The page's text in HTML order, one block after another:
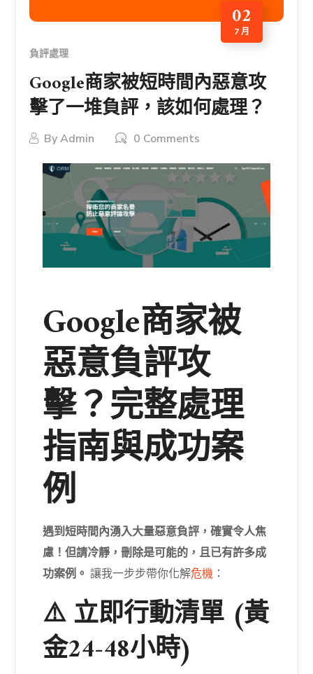
02
7 月
負評處理
Google商家被短時間內惡意攻
擊了一堆負評，該如何處理？
ByAdmin 0 Comments
Google商家被
惡意負評攻
擊？完整處理
指南與成功案
例
遇到短時間內湧入大量惡意負評，確實令人焦
慮！但請冷靜，刪除是可能的，且已有許多成
功案例。 讓我一步步帶你化解危機：
⚠️ 立即行動清單 (黃
金24-48小時)